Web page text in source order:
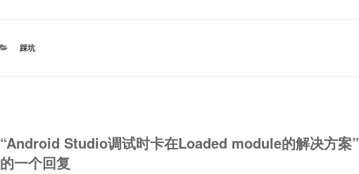
分
踩坑
“Android Studio调试时卡在Loaded module的解决方案”
的一个回复